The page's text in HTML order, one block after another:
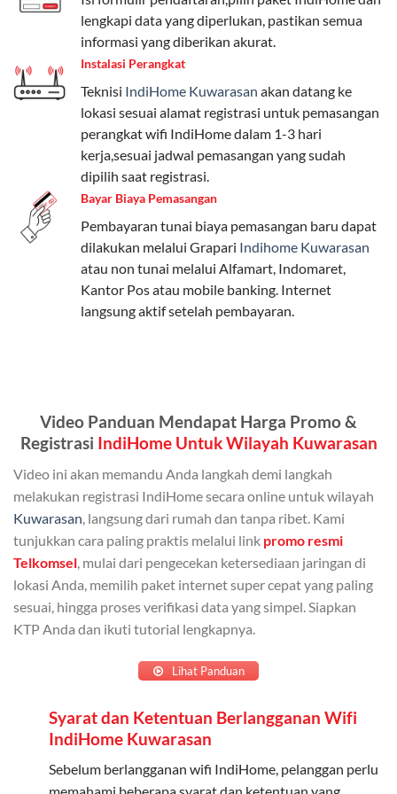
Pengguna bisa memilih sesuai kebutuhan, baik untuk
internet, komunikasi, atau hiburan.
Paket Easy cocok untuk kebutuhan dasar, Paket
Complete untuk yang menginginkan fitur lengkap,
dan Paket Dynamic IP untuk pengguna yang
memprioritaskan kecepatan internet tinggi.
Paket Telkomsel One dengan Kuota Keluarga
Salah satu fitur unggulan Telkomsel One adalah Paket
Kuota Keluarga. Dengan kuota hingga 30 GB, Anda
bisa membagikan internet kepada anggota keluarga
atau teman tanpa perlu khawatir kehabisan kuota.
Berikut adalah detailnya:
Bisa Dibagi Hingga 5 Anggota
Admin dapat mendaftarkan hingga 5 anggota
keluarga atau teman untuk menggunakan kuota ini.
Berlaku Nasional
Kuota keluarga bisa digunakan di seluruh Indonesia
untuk jaringan 2G, 3G, dan 4G.
Tidak Berlaku untuk Roaming
Daftarkan Anggota: Admin dapat mendaftarkan anggota
Bagikan Kuota: Setelah terdaftar, anggota bisa langsung
lengkapi data yang diperlukan, pastikan semua
informasi yang diberikan akurat.
Instalasi Perangkat
Teknisi IndiHome Kuwarasan akan datang ke
lokasi sesuai alamat registrasi untuk pemasangan
perangkat wifi IndiHome dalam 1-3 hari
kerja,sesuai jadwal pemasangan yang sudah
dipilih saat registrasi.
Bayar Biaya Pemasangan
Pembayaran tunai biaya pemasangan baru dapat
dilakukan melalui Grapari Indihome Kuwarasan
atau non tunai melalui Alfamart, Indomaret,
Kantor Pos atau mobile banking. Internet
langsung aktif setelah pembayaran.
Video Panduan Mendapat Harga Promo &
Registrasi IndiHome Untuk Wilayah Kuwarasan
Video ini akan memandu Anda langkah demi langkah
melakukan registrasi IndiHome secara online untuk wilayah
Kuwarasan , langsung dari rumah dan tanpa ribet. Kami
tunjukkan cara paling praktis melalui link promo resmi
Telkomsel , mulai dari pengecekan ketersediaan jaringan di
lokasi Anda, memilih paket internet super cepat yang paling
sesuai, hingga proses verifikasi data yang simpel. Siapkan
KTP Anda dan ikuti tutorial lengkapnya.
Lihat Panduan
Syarat dan Ketentuan Berlangganan Wifi
IndiHome Kuwarasan
Sebelum berlangganan wifi IndiHome, pelanggan perlu